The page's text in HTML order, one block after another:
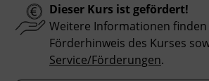
Kursformat
Präsenzunterricht
Dieser Kurs ist gefördert!
Weitere Informationen finden
Förderhinweis des Kurses
Service/Förderungen.